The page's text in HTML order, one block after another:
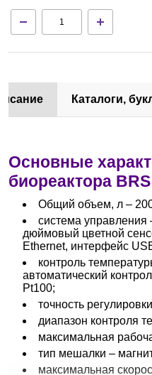
Каталоги,
Основные
биореактора
Общий объем, л –
система
дюймовый цветной
Ethernet, интерфейс
контроль
автоматический
Pt100;
точность
диапазон контроля
максимальная
тип мешалки –
максимальная